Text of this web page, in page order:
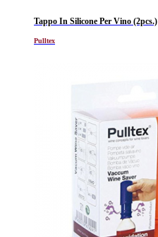
Tappo In Silicone Per Vino (2pcs.)
Pulltex